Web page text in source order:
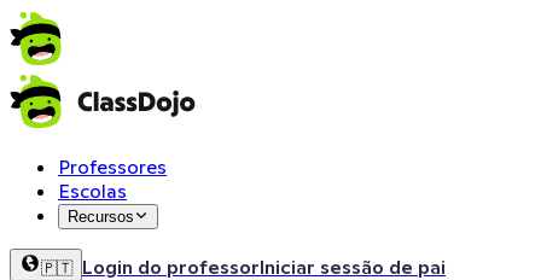
Professores
Escolas
Recursos
🇵🇹 Login do professorIniciar sessão de pai